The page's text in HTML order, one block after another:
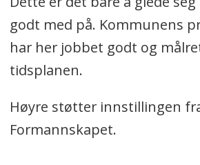
godt med på. Kommunens
har her jobbet godt og
tidsplanen.
Høyre støtter innstillingen
Formannskapet.